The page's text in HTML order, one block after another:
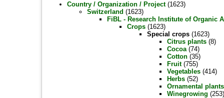
Country / Organization / Project(1623)
Switzerland (1623)
FiBL - Research Institute of Organic
Crops (1623)
Special crops (1623)
Citrus plants (8)
Cocoa(74)
Cotton (35)
Fruit(755)
Vegetables (414)
Herbs (52)
Ornamental plants
Winegrowing